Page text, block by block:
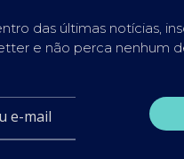
das últimas notícias,
e não perca nenhum